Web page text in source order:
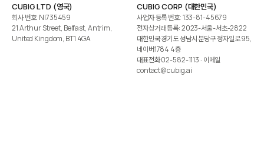
CUBIG LTD (영국)
회사 번호: NI735459
21 Arthur Street, Belfast, Antrim,
United Kingdom, BT1 4GA
CUBIG CORP (대한민국)
사업자 등록 번호: 133-81-45679
전자상거래 등록: 2023-서울-서초-2822
대한민국 경기도 성남시 분당구 정자일로 95,
네이버1784 4층
대표전화02-582-1113 · 이메일
contact@cubig.ai